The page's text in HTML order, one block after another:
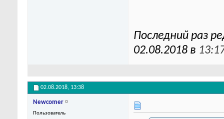
Последний раз
02.08.2018 в
02.08.2018, 13:38
Newcomer
Пользователь